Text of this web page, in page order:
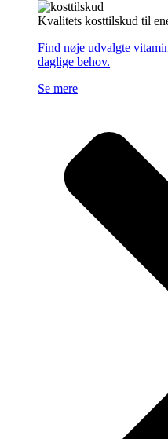
Kvalitets kosttilskud til
Find nøje udvalgte
daglige behov.
Se mere